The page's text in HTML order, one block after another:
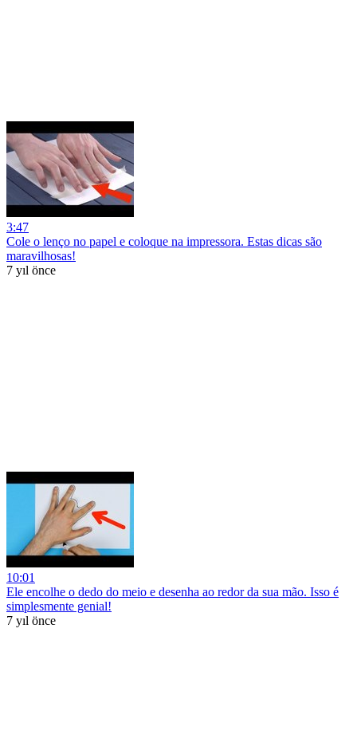
3:47
Cole o lenço no papel e coloque na impressora. Estas dicas são
maravilhosas!
7 yıl önce
10:01
Ele encolhe o dedo do meio e desenha ao redor da sua mão. Isso é
simplesmente genial!
7 yıl önce